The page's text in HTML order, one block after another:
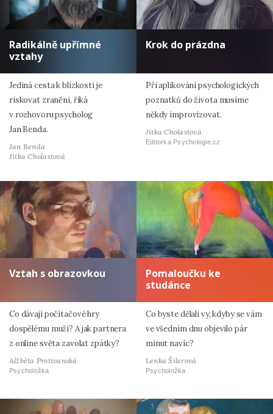
Radikálně upřímné
vztahy
Jediná cesta k blízkosti je
riskovat zranění, říká
v rozhovoru psycholog
Jan Benda.
Jan Benda
Jitka Cholastová
Krok do prázdna
Při aplikování psychologických
poznatků do života musíme
někdy improvizovat.
Jitka Cholastová
Editorka Psychologie.cz
Vztah s obrazovkou
Co dávají počítačové hry
dospělému muži? A jak partnera
z online světa zavolat zpátky?
Alžběta Protivanská
Psycholožka
Pomaloučku ke
studánce
Co byste dělali vy, kdyby se vám
ve všedním dnu objevilo pár
minut navíc?
Lenka Šilerová
Psycholožka